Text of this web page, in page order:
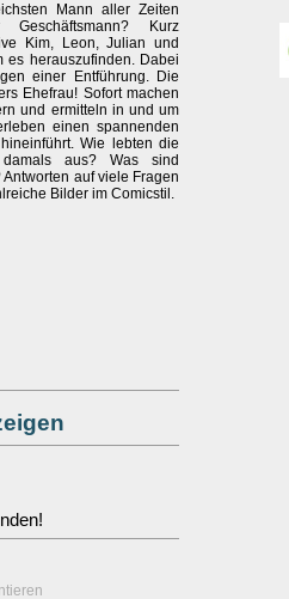
Mann aller Zeiten
Kurz
Kim, Leon, Julian und
es herauszufinden. Dabei
einer Entführung. Die
Ehefrau! Sofort machen
und ermitteln in und um
einen spannenden
Wie lebten die
aus? Was sind
auf viele Fragen
Bilder im Comicstil.